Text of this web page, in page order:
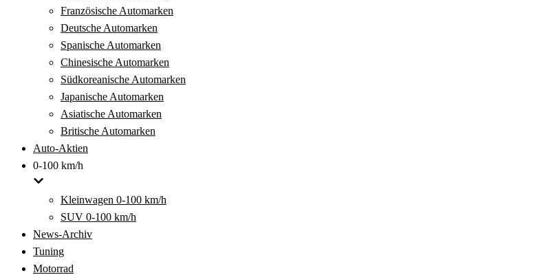
Französische Automarken
Deutsche Automarken
Spanische Automarken
Chinesische Automarken
Südkoreanische Automarken
Japanische Automarken
Asiatische Automarken
Britische Automarken
Auto-Aktien
0-100 km/h
Kleinwagen 0-100 km/h
SUV 0-100 km/h
News-Archiv
Tuning
Motorrad